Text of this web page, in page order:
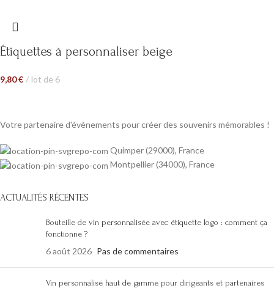
Étiquettes à personnaliser beige
9,80€ lot de 6
Votre partenaire d'évènements pour créer des souvenirs mémorables !
Quimper (29000), France
Montpellier (34000), France
ACTUALITÉS RÉCENTES
Bouteille de vin personnalisée avec étiquette logo : comment ça
fonctionne ?
6 août 2026 Pas de commentaires
Vin personnalisé haut de gamme pour dirigeants et partenaires